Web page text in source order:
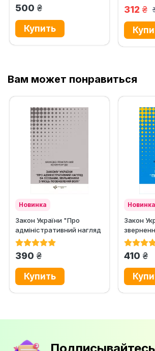
500 грн. 312
Вам может понравиться
Новинка
Закон України "Про
адміністративний нагляд
за особами, звільненими...
390 грн.
Новинка
Закон
Науково-
410